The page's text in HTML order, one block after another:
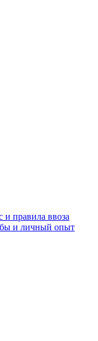
правила ввоза
и личный опыт